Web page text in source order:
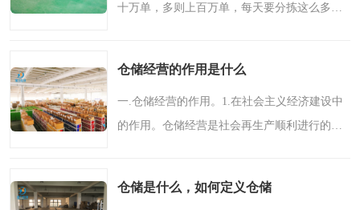
十万单，多则上百万单，每天要分拣这么多货
库行业标准、以及仓..
仓储经营的作用是什么
一.仓储经营的作用。1.在社会主义经济建设中
的作用。仓储经营是社会再生产顺利进行的必
件。流通储存时是..
仓储是什么，如何定义仓储